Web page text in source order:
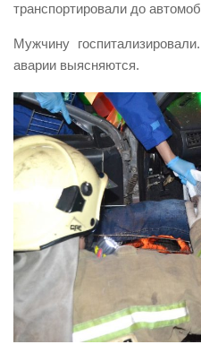
Фотогалерея
Обращения
Контакты
Вакансии
транспортировали до
Мужчину
аварии выясняются.